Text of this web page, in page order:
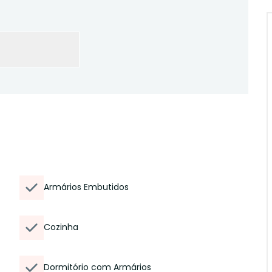
Armários Embutidos
Cozinha
Dormitório com Armários